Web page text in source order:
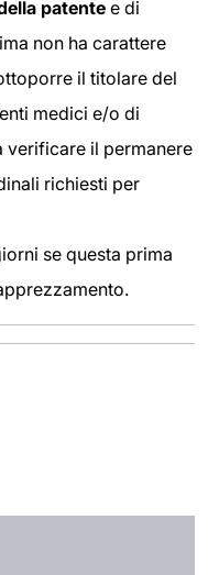
patentee di
non ha carattere
il titolare del
medici e/o di
verificare il permanere
richiesti per
se questa prima